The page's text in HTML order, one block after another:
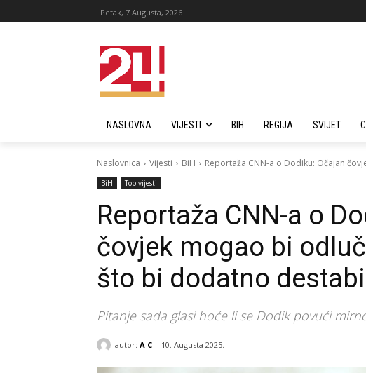
Petak, 7 Augusta, 2026
NASLOVNA VIJESTI BIH REGIJA SVIJET
Naslovnica Vijesti BiH Reportaža CNN-a o Dodiku: Očajan
BiH Top vijesti
Reportaža CNN-a o
čovjek mogao bi
što bi dodatno
Pitanje sada glasi hoće li se Dodik povući
autor: A C 10. Augusta 2025.